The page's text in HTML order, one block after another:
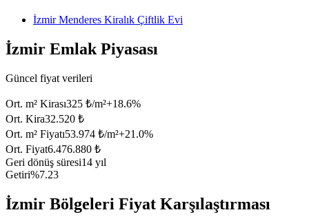
İzmir Menderes Kiralık Çiftlik Evi
İzmir Emlak Piyasası
Güncel fiyat verileri
Ort. m² Kirası325 ₺/m²+18.6%
Ort. Kira32.520 ₺
Ort. m² Fiyatı53.974 ₺/m²+21.0%
Ort. Fiyat6.476.880 ₺
Geri dönüş süresi14 yıl
Getiri%7.23
İzmir Bölgeleri Fiyat Karşılaştırması